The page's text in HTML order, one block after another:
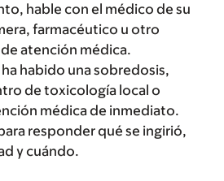
hable con el médico de su
farmacéutico u otro
atención médica.
habido una sobredosis,
de toxicología local o
médica de inmediato.
responder qué se ingirió,
y cuándo.